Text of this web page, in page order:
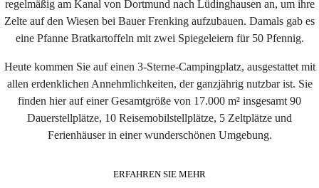
regelmäßig am Kanal von Dortmund nach Lüdinghausen an, um ihre
Zelte auf den Wiesen bei Bauer Frenking aufzubauen. Damals gab es
eine Pfanne Bratkartoffeln mit zwei Spiegeleiern für 50 Pfennig.
Heute kommen Sie auf einen 3-Sterne-Campingplatz, ausgestattet mit
allen erdenklichen Annehmlichkeiten, der ganzjährig nutzbar ist. Sie
finden hier auf einer Gesamtgröße von 17.000 m² insgesamt 90
Dauerstellplätze, 10 Reisemobilstellplätze, 5 Zeltplätze und
Ferienhäuser in einer wunderschönen Umgebung.
ERFAHREN SIE MEHR